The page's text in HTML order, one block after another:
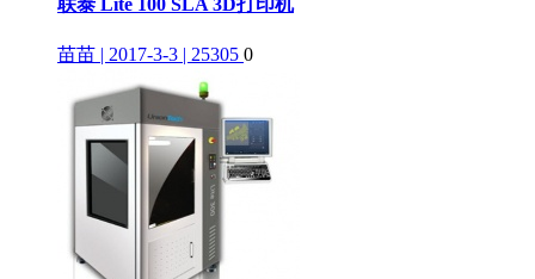
苗苗 | 2017-3-3 | 25305 0